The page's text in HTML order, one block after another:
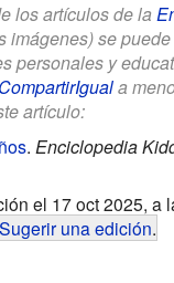
los artículos de la
imágenes) se
personales y
a
artículo:
. Enciclopedia
el 17 oct 2025, a
Sugerir una edición.